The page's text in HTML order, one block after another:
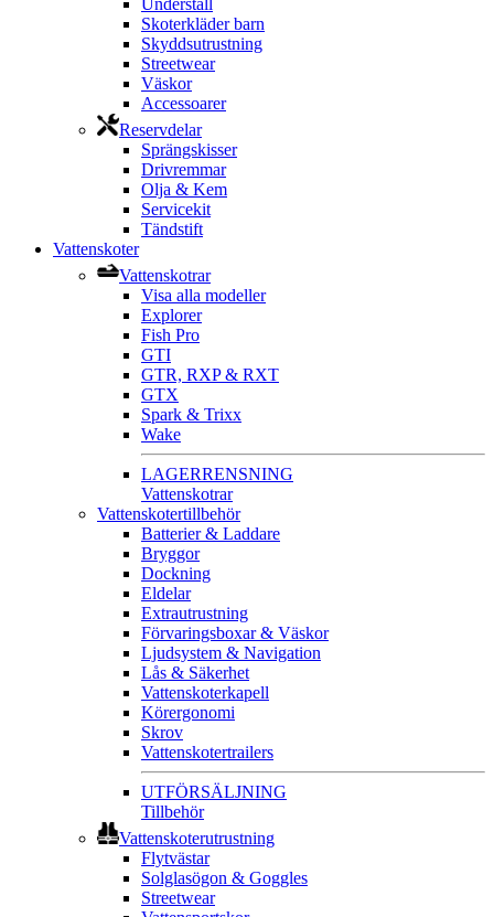
Skoterkläder barn
Skyddsutrustning
Streetwear
Väskor
Accessoarer
Reservdelar
Sprängskisser
Drivremmar
Olja & Kem
Servicekit
Tändstift
Vattenskoter
Vattenskotrar
Visa alla modeller
Explorer
Fish Pro
GTI
GTR, RXP & RXT
GTX
Spark & Trixx
Wake
LAGERRENSNING
Vattenskotrar
Vattenskotertillbehör
Batterier & Laddare
Bryggor
Dockning
Eldelar
Extrautrustning
Förvaringsboxar & Väskor
Ljudsystem & Navigation
Lås & Säkerhet
Vattenskoterkapell
Körergonomi
Skrov
Vattenskotertrailers
UTFÖRSÄLJNING
Tillbehör
Vattenskoterutrustning
Flytvästar
Solglasögon & Goggles
Streetwear